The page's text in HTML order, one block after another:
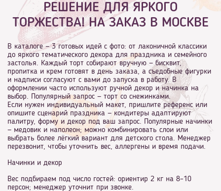
РЕШЕНИЕ ДЛЯ ЯРКОГО
ТОРЖЕСТВА! НА ЗАКАЗ В МОСКВЕ
В каталоге — 3 готовых идей с фото: от лаконичной классики
до яркого тематического декора для праздника и семейного
застолья. Каждый торт собирают вручную — бисквит,
пропитка и крем готовят в день заказа, а съедобные фигурки
и надписи согласуют с вами до запуска в работу. В
оформлении часто используют ручной декор и начинка на
выбор. Популярный запрос — торт со снежинками.
Если нужен индивидуальный макет, пришлите референс или
опишите сценарий праздника — кондитеры адаптируют
палитру, форму и декор под ваш запрос. Популярные начинки
— медовик и наполеон; можно комбинировать слои или
выбрать более лёгкий вариант для детского стола. Менеджер
перезвонит, чтобы уточнить вес, аллергены и время подачи.
Начинки и декор
Вес подбираем под число гостей: ориентир 2 кг на 8–10
персон; менеджер уточнит при звонке.